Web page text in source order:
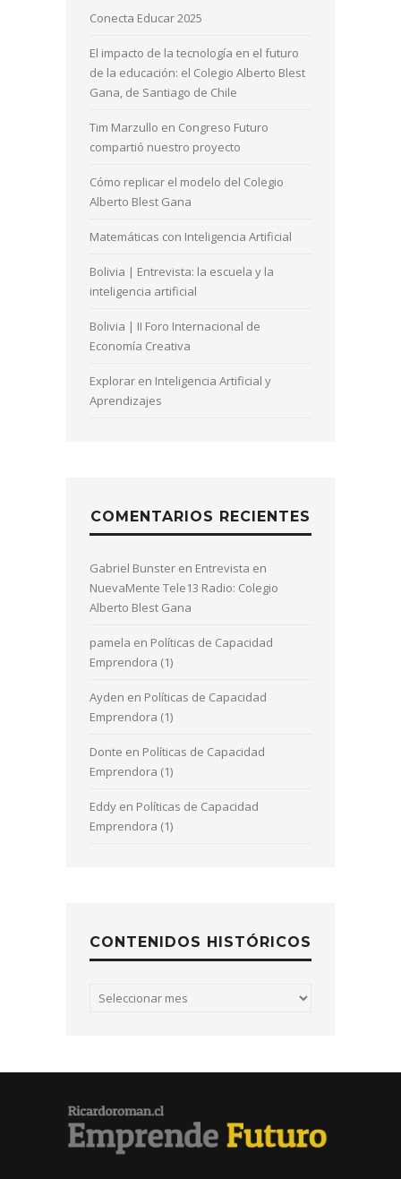
Conecta Educar 2025
El impacto de la tecnología en el futuro
de la educación: el Colegio Alberto Blest
Gana, de Santiago de Chile
Tim Marzullo en Congreso Futuro
compartió nuestro proyecto
Cómo replicar el modelo del Colegio
Alberto Blest Gana
Matemáticas con Inteligencia Artificial
Bolivia | Entrevista: la escuela y la
inteligencia artificial
Bolivia | II Foro Internacional de
Economía Creativa
Explorar en Inteligencia Artificial y
Aprendizajes
COMENTARIOS RECIENTES
Gabriel Bunster en Entrevista en
NuevaMente Tele13 Radio: Colegio
Alberto Blest Gana
pamela en Políticas de Capacidad
Emprendora (1)
Ayden en Políticas de Capacidad
Emprendora (1)
Donte en Políticas de Capacidad
Emprendora (1)
Eddy en Políticas de Capacidad
Emprendora (1)
CONTENIDOS HISTÓRICOS
Contenidos